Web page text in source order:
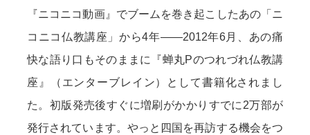
『ニコニコ動画』でブームを巻き起こしたあの「ニ
コニコ仏教講座」から4年――2012年6月、あの痛
快な語り口もそのままに『蝉丸Pのつれづれ仏教講
座』（エンターブレイン）として書籍化されまし
た。初版発売後すぐに増刷がかかりすでに2万部が
発行されています。やっと四国を再訪する機会をつ